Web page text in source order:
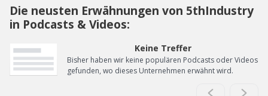
Die neusten Erwähnungen von 5thIndustry
in Podcasts & Videos:
Keine Treffer
Bisher haben wir keine populären Podcasts oder Videos
gefunden, wo dieses Unternehmen erwähnt wird.